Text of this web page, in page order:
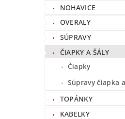
NOHAVICE
OVERALY
SÚPRAVY
ČIAPKY A ŠÁLY
Čiapky
Súpravy čiapka
TOPÁNKY
KABELKY